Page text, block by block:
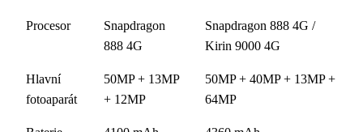
Procesor
Snapdragon
888 4G
Snapdragon 888 4G /
Kirin 9000 4G
Hlavní
fotoaparát
50MP + 13MP
+ 12MP
50MP + 40MP + 13MP +
64MP